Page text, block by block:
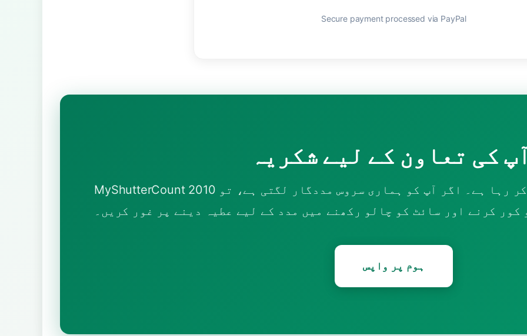
Secure payment processed via PayPal
MyShutterCount 2010 سے مفت شٹر کاؤنٹ چیک فراہم کر رہا ہے۔ اگر آپ کو ہماری سروس مددگار لگتی ہے، تو
کرنے اور سائٹ کو چالو رکھنے میں مدد کے لیے عطیہ دینے پر غور کریں۔
ہوم پر واپس